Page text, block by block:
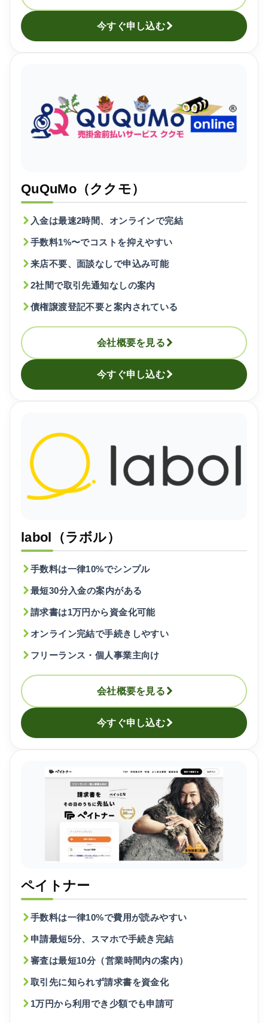
今すぐ申し込む
QuQuMo（ククモ）
入金は最速2時間、オンラインで完結
手数料1%〜でコストを抑えやすい
来店不要、面談なしで申込み可能
2社間で取引先通知なしの案内
債権譲渡登記不要と案内されている
会社概要を見る
今すぐ申し込む
labol（ラボル）
手数料は一律10%でシンプル
最短30分入金の案内がある
請求書は1万円から資金化可能
オンライン完結で手続きしやすい
フリーランス・個人事業主向け
会社概要を見る
今すぐ申し込む
ペイトナー
手数料は一律10%で費用が読みやすい
申請最短5分、スマホで手続き完結
審査は最短10分（営業時間内の案内）
取引先に知られず請求書を資金化
1万円から利用でき少額でも申請可